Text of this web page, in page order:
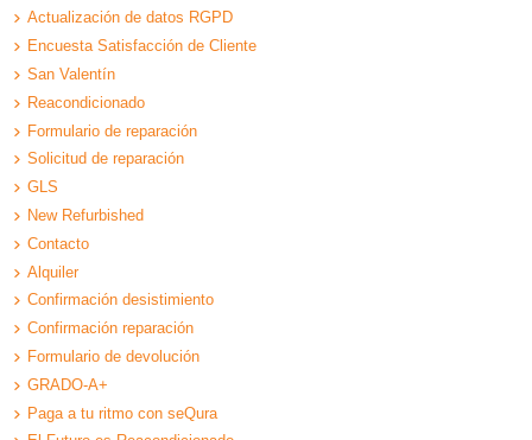
Actualización de datos RGPD
Encuesta Satisfacción de Cliente
San Valentín
Reacondicionado
Formulario de reparación
Solicitud de reparación
GLS
New Refurbished
Contacto
Alquiler
Confirmación desistimiento
Confirmación reparación
Formulario de devolución
GRADO-A+
Paga a tu ritmo con seQura